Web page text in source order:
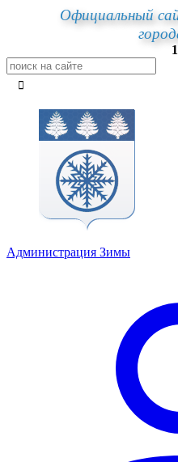
Официальный
Администрация Зимы